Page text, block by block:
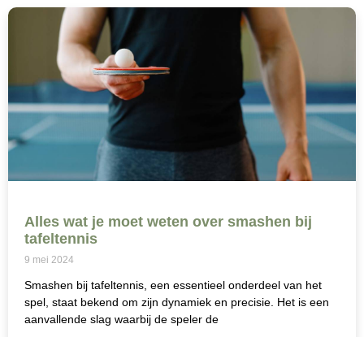
Alles wat je moet weten over smashen bij
tafeltennis
9 mei 2024
Smashen bij tafeltennis, een essentieel onderdeel van het
spel, staat bekend om zijn dynamiek en precisie. Het is een
aanvallende slag waarbij de speler de